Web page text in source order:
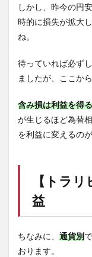
しかし、昨今の円
時的に損失が拡大
ね。
待っていれば必ず
ましたが、ここか
含み損は利益を得
が生じるほど為替
を利益に変えるのが
【 トラリ
益
ちなみに、 通貨別
おります。